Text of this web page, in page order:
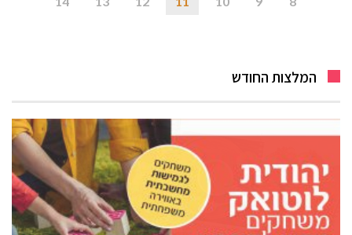
המלצות החודש